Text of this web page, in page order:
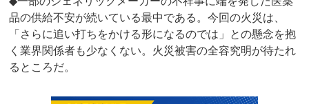
品の供給不安が続いている最中である。今回の火災は、
「さらに追い打ちをかける形になるのでは」との懸念を抱
く業界関係者も少なくない。火災被害の全容究明が待たれ
るところだ。